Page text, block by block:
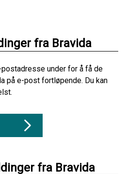
fra Bravida
under for å få de
på e-post fortløpende. Du kan
fra Bravida